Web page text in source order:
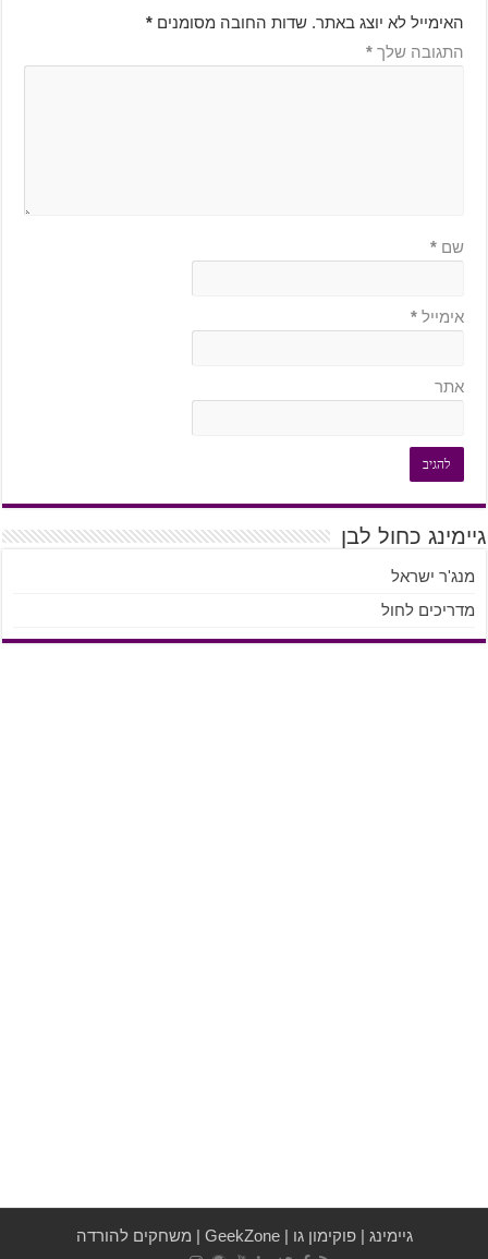
האימייל לא יוצג באתר. שדות החובה מסומנים *
התגובה שלך *
שם *
אימייל *
אתר
גיימינג כחול לבן
מנג'ר ישראל
מדריכים לחול
גיימינג| פוקימון גו|
GeekZone
| משחקים להורדה